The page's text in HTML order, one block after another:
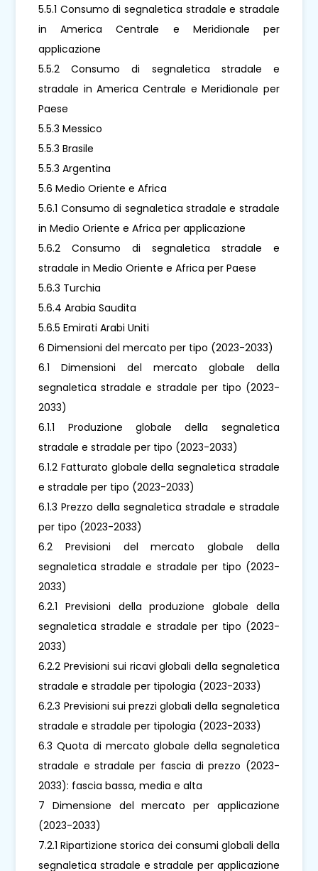
5.5.1 Consumo di segnaletica stradale e stradale
in America Centrale e Meridionale per
applicazione
5.5.2 Consumo di segnaletica stradale e
stradale in America Centrale e Meridionale per
Paese
5.5.3 Messico
5.5.3 Brasile
5.5.3 Argentina
5.6 Medio Oriente e Africa
5.6.1 Consumo di segnaletica stradale e stradale
in Medio Oriente e Africa per applicazione
5.6.2 Consumo di segnaletica stradale e
stradale in Medio Oriente e Africa per Paese
5.6.3 Turchia
5.6.4 Arabia Saudita
5.6.5 Emirati Arabi Uniti
6 Dimensioni del mercato per tipo (2023-2033)
6.1 Dimensioni del mercato globale della
segnaletica stradale e stradale per tipo (2023-
2033)
6.1.1 Produzione globale della segnaletica
stradale e stradale per tipo (2023-2033)
6.1.2 Fatturato globale della segnaletica stradale
e stradale per tipo (2023-2033)
6.1.3 Prezzo della segnaletica stradale e stradale
per tipo (2023-2033)
6.2 Previsioni del mercato globale della
segnaletica stradale e stradale per tipo (2023-
2033)
6.2.1 Previsioni della produzione globale della
segnaletica stradale e stradale per tipo (2023-
2033)
6.2.2 Previsioni sui ricavi globali della segnaletica
stradale e stradale per tipologia (2023-2033)
6.2.3 Previsioni sui prezzi globali della segnaletica
stradale e stradale per tipologia (2023-2033)
6.3 Quota di mercato globale della segnaletica
stradale e stradale per fascia di prezzo (2023-
2033): fascia bassa, media e alta
7 Dimensione del mercato per applicazione
(2023-2033)
7.2.1 Ripartizione storica dei consumi globali della
segnaletica stradale e stradale per applicazione